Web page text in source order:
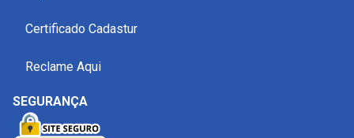
Certificado Cadastur
Reclame Aqui
SEGURANÇA